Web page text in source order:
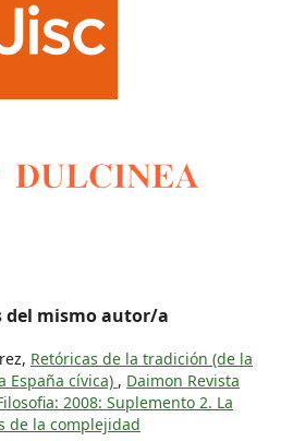
del mismo autor/a
Retóricas de la tradición (de la
España cívica) , Daimon Revista
2008: Suplemento 2. La
de la complejidad